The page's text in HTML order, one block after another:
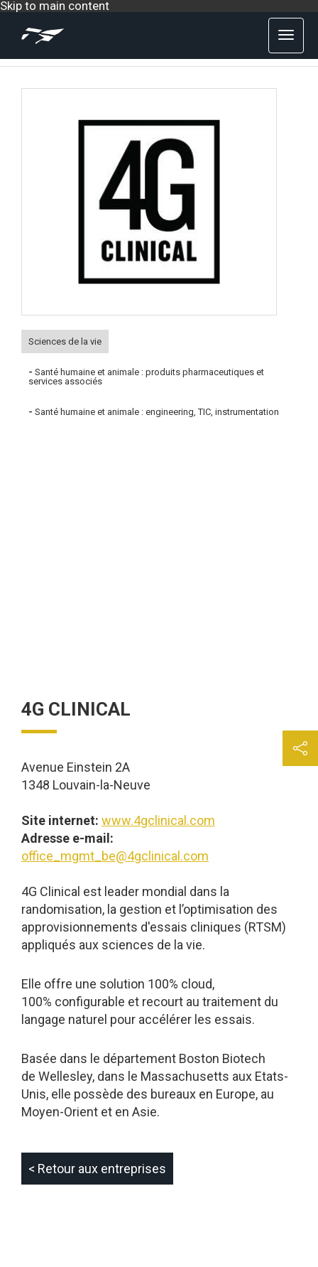
Skip to main content
Sciences de la vie
- Santé humaine et animale : produits pharmaceutiques et
services associés
- Santé humaine et animale : engineering, TIC, instrumentation
4G CLINICAL
Avenue Einstein 2A
1348 Louvain-la-Neuve
Site internet: www.4gclinical.com
Adresse e-mail:
office_mgmt_be@4gclinical.com
4G Clinical est leader mondial dans la
randomisation, la gestion et l’optimisation des
approvisionnements d'essais cliniques (RTSM)
appliqués aux sciences de la vie.
Elle offre une solution 100% cloud,
100% configurable et recourt au traitement du
langage naturel pour accélérer les essais.
Basée dans le département Boston Biotech
de Wellesley, dans le Massachusetts aux Etats-
Unis, elle possède des bureaux en Europe, au
Moyen-Orient et en Asie.
< Retour aux entreprises